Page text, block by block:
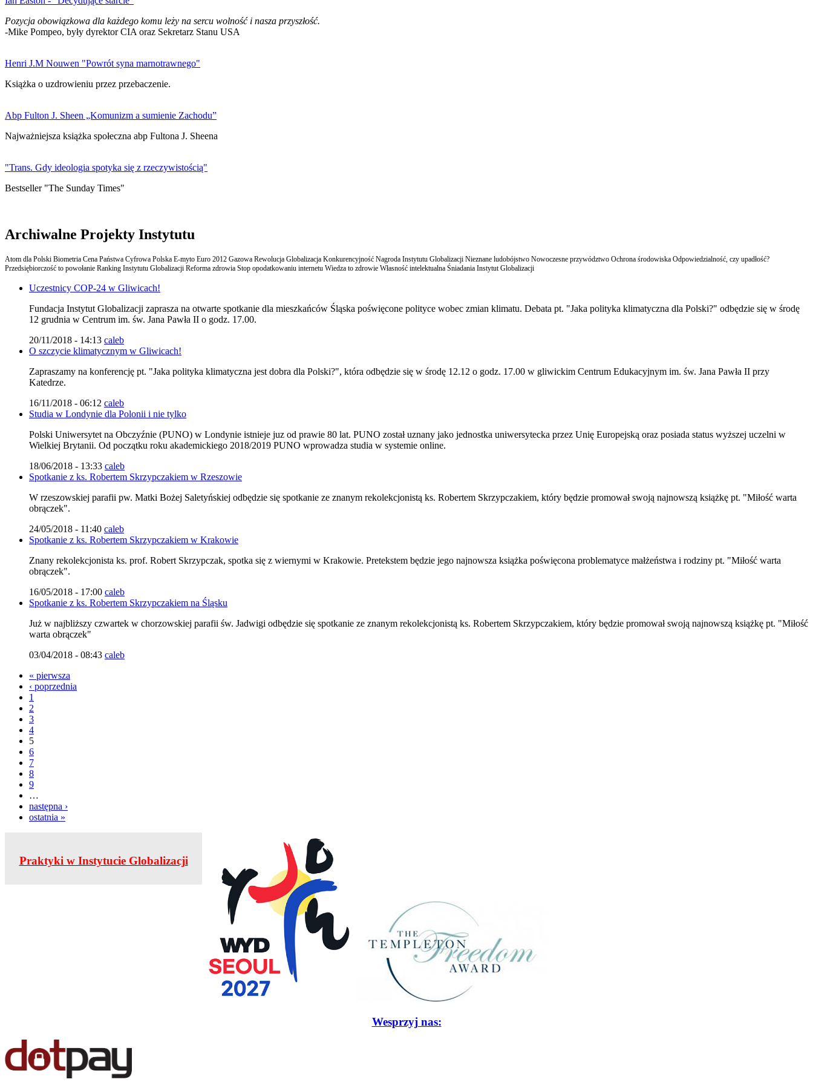
Pozycja obowiązkowa dla każdego komu leży na sercu wolność i nasza przyszłość.
-Mike Pompeo, były dyrektor CIA oraz Sekretarz Stanu USA
Henri J.M Nouwen "Powrót syna marnotrawnego"
Książka o uzdrowieniu przez przebaczenie.
Abp Fulton J. Sheen „Komunizm a sumienie Zachodu”
Najważniejsza książka społeczna abp Fultona J. Sheena
"Trans. Gdy ideologia spotyka się z rzeczywistością"
Bestseller "The Sunday Times"
Archiwalne Projekty Instytutu
Atom dla Polski Biometria Cena Państwa Cyfrowa Polska E-myto Euro 2012 Gazowa Rewolucja Globalizacja Konkurencyjność Nagroda Instytutu Globalizacji Nieznane ludobójstwo Nowoczesne przywództwo Ochrona środowiska Odpowiedzialność, czy upadłość?
Przedsiębiorczość to powołanie Ranking Instytutu Globalizacji Reforma zdrowia Stop opodatkowaniu internetu Wiedza to zdrowie Własność intelektualna Śniadania Instytut Globalizacji
Uczestnicy COP-24 w Gliwicach!
Fundacja Instytut Globalizacji zaprasza na otwarte spotkanie dla mieszkańców Śląska poświęcone polityce wobec zmian klimatu. Debata pt. "Jaka polityka klimatyczna dla Polski?" odbędzie się w środę
12 grudnia w Centrum im. św. Jana Pawła II o godz. 17.00.
20/11/2018 - 14:13 caleb
O szczycie klimatycznym w Gliwicach!
Zapraszamy na konferencję pt. "Jaka polityka klimatyczna jest dobra dla Polski?", która odbędzie się w środę 12.12 o godz. 17.00 w gliwickim Centrum Edukacyjnym im. św. Jana Pawła II przy
Katedrze.
16/11/2018 - 06:12 caleb
Studia w Londynie dla Polonii i nie tylko
Polski Uniwersytet na Obczyźnie (PUNO) w Londynie istnieje juz od prawie 80 lat. PUNO został uznany jako jednostka uniwersytecka przez Unię Europejską oraz posiada status wyższej uczelni w
Wielkiej Brytanii. Od początku roku akademickiego 2018/2019 PUNO wprowadza studia w systemie online.
18/06/2018 - 13:33 caleb
Spotkanie z ks. Robertem Skrzypczakiem w Rzeszowie
W rzeszowskiej parafii pw. Matki Bożej Saletyńskiej odbędzie się spotkanie ze znanym rekolekcjonistą ks. Robertem Skrzypczakiem, który będzie promował swoją najnowszą książkę pt. "Miłość warta
obrączek".
24/05/2018 - 11:40 caleb
Spotkanie z ks. Robertem Skrzypczakiem w Krakowie
Znany rekolekcjonista ks. prof. Robert Skrzypczak, spotka się z wiernymi w Krakowie. Pretekstem będzie jego najnowsza książka poświęcona problematyce małżeństwa i rodziny pt. "Miłość warta
obrączek".
16/05/2018 - 17:00 caleb
Spotkanie z ks. Robertem Skrzypczakiem na Śląsku
Już w najbliższy czwartek w chorzowskiej parafii św. Jadwigi odbędzie się spotkanie ze znanym rekolekcjonistą ks. Robertem Skrzypczakiem, który będzie promował swoją najnowszą książkę pt. "Miłość
warta obrączek"
03/04/2018 - 08:43 caleb
« pierwsza
‹ poprzednia
1
2
3
4
5
6
7
8
9
…
następna ›
ostatnia »
Praktyki w Instytucie Globalizacji
Wesprzyj nas: